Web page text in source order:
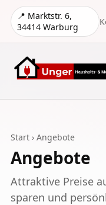
📍 Marktstr. 6,
34414 Warburg
Start› Angebote
Angebote
Attraktive Preise
sparen und